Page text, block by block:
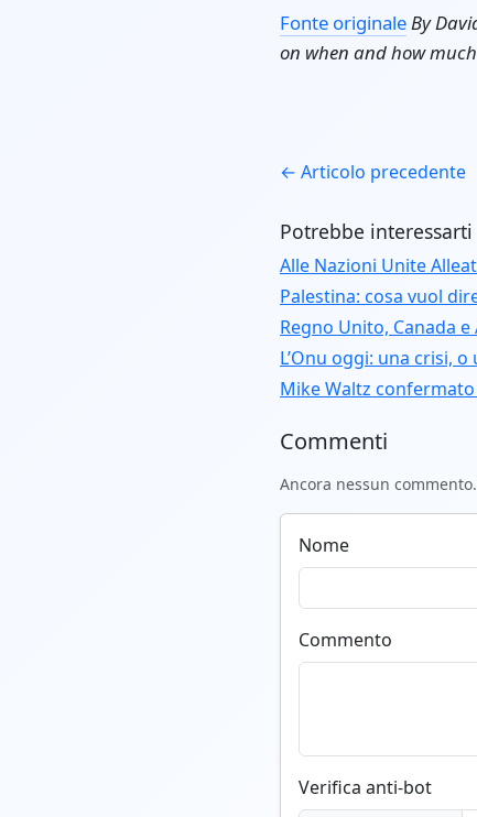
Fonte originaleBy
on when and how
← Articolo precedente
Potrebbe interessarti
Alle Nazioni Unite
Palestina: cosa vuol
Regno Unito, Canada
L’Onu oggi: una crisi, o
Mike Waltz
Commenti
Ancora nessun
Nome
Commento
Verifica anti-bot